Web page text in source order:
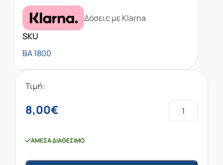
Δόσεις με Klarna
SKU
BA 1800
Τιμή:
8,00€
ΆΜΕΣΑ ΔΙΑΘΈΣΙΜΟ